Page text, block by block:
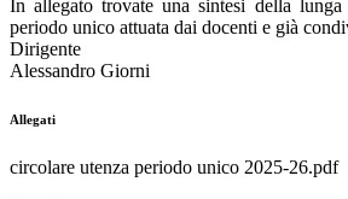
In allegato trovate una sintesi della
periodo unico attuata dai docenti e già
Dirigente
Alessandro Giorni
Allegati
circolare utenza periodo unico 2025-26.pdf